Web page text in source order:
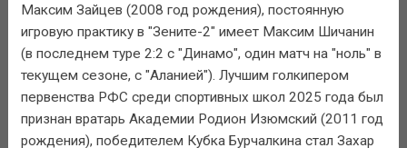
Максим Зайцев (2008 год рождения), постоянную
игровую практику в "Зените-2" имеет Максим Шичанин
(в последнем туре 2:2 с "Динамо", один матч на "ноль" в
текущем сезоне, с "Аланией"). Лучшим голкипером
первенства РФС среди спортивных школ 2025 года был
признан вратарь Академии Родион Изюмский (2011 год
рождения), победителем Кубка Бурчалкина стал Захар